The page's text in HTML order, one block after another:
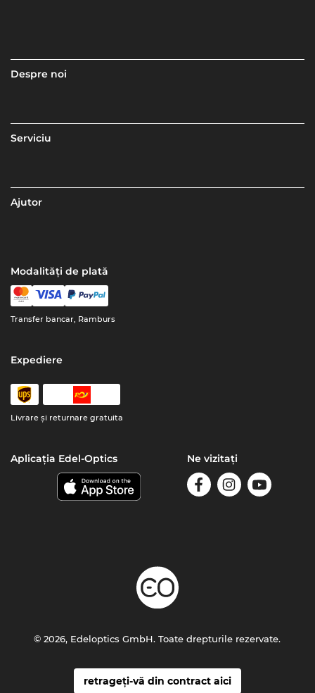
Despre noi
Serviciu
Ajutor
Modalități de plată
Transfer bancar, Ramburs
Expediere
Livrare şi returnare gratuita
Aplicația Edel-Optics Ne vizitați
retrageți-vă din contract aici
© 2026, Edeloptics GmbH. Toate drepturile rezervate.